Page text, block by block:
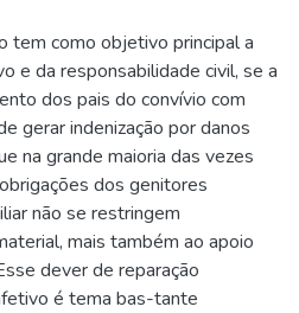
tem como objetivo principal a
e da responsabilidade civil, se a
dos pais do convívio com
gerar indenização por danos
na grande maioria das vezes
dos genitores
não se restringem
mais também ao apoio
dever de reparação
é tema bas-tante